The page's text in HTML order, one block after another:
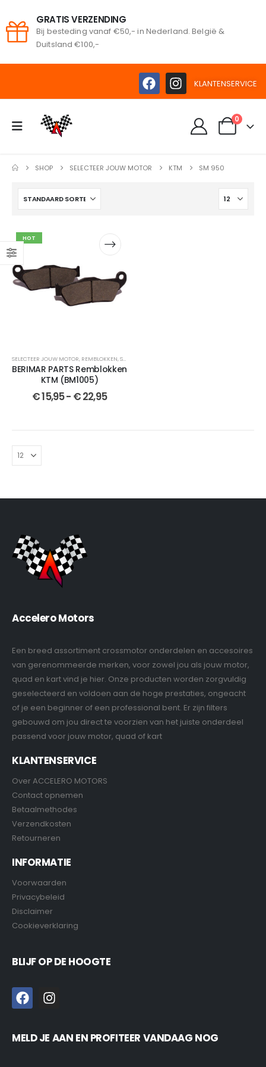
GRATIS VERZENDING
Bij besteding vanaf €50,- in Nederland. België &
Duitsland €100,-
KLANTENSERVICE
0
SHOP SELECTEER JOUW MOTOR KTM SM 950
HOT
SELECTEER JOUW MOTOR, REMBLOKKEN,SEMI-GESINTERDE
BERIMAR PARTS Remblokken
KTM (BM1005)
€15,95- €22,95
Accelero Motors
Een breed assortiment crossmotor onderdelen en accesoires
van gerenommeerde merken, voor zowel jou als jouw motor,
quad en kart vind je hier. Onze producten worden zorgvuldig
geselecteerd en voldoen aan de hoge prestaties, ongeacht
of je een beginner of een professional bent. Er zijn filters
gebouwd om jou direct te voorzien van het juiste onderdeel
passend voor jouw motor, quad of kart
KLANTENSERVICE
Over ACCELERO MOTORS
Contact opnemen
Betaalmethodes
Verzendkosten
Retourneren
INFORMATIE
Voorwaarden
Privacybeleid
Disclaimer
Cookieverklaring
BLIJF OP DE HOOGTE
MELD JE AAN EN PROFITEER VANDAAG NOG